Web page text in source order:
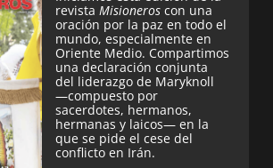
revista Misioneros con una
oración por la paz en todo el
mundo, especialmente en
Oriente Medio. Compartimos
una declaración conjunta
del liderazgo de Maryknoll
—compuesto por
sacerdotes, hermanos,
hermanas y laicos— en la
que se pide el cese del
conflicto en Irán.